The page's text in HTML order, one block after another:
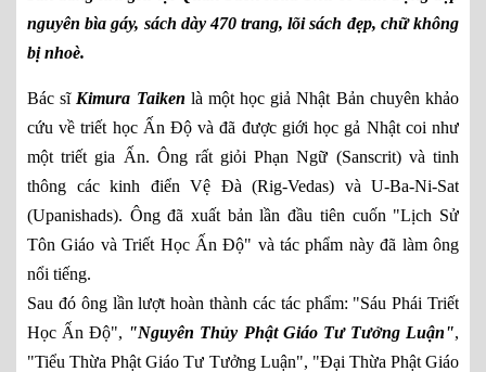
nguyên bìa gáy, sách dày 470 trang, lõi sách đẹp, chữ không
bị nhoè.
Bác sĩ Kimura Taiken là một học giả Nhật Bản chuyên khảo
cứu về triết học Ấn Độ và đã được giới học gả Nhật coi như
một triết gia Ấn. Ông rất giỏi Phạn Ngữ (Sanscrit) và tinh
thông các kinh điển Vệ Đà (Rig-Vedas) và U-Ba-Ni-Sat
(Upanishads). Ông đã xuất bản lần đầu tiên cuốn "Lịch Sử
Tôn Giáo và Triết Học Ấn Độ" và tác phẩm này đã làm ông
nổi tiếng.
Sau đó ông lần lượt hoàn thành các tác phẩm: "Sáu Phái Triết
Học Ấn Độ", "Nguyên Thủy Phật Giáo Tư Tưởng Luận",
"Tiểu Thừa Phật Giáo Tư Tưởng Luận", "Đại Thừa Phật Giáo